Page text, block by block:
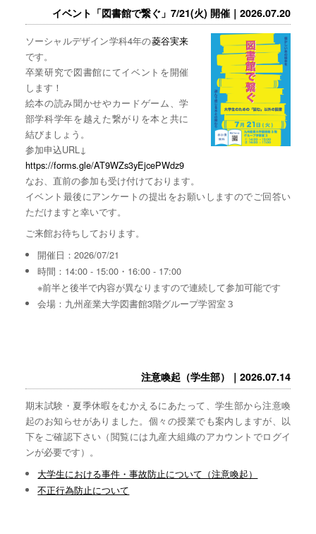
イベント「図書館で繋ぐ」7/21(火) 開催｜2026.07.20
ソーシャルデザイン学科4年の菱谷実来
です。
卒業研究で図書館にてイベントを開催
します！
絵本の読み聞かせやカードゲーム、学
部学科学年を越えた繋がりを本と共に
結びましょう。
参加申込URL↓
https://forms.gle/AT9WZs3yEjcePWdz9
なお、直前の参加も受け付けております。
イベント最後にアンケートの提出をお願いしますのでご回答い
ただけますと幸いです。
ご来館お待ちしております。
開催日：2026/07/21
時間：14:00 - 15:00・16:00 - 17:00
※前半と後半で内容が異なりますので連続して参加可能です
会場：九州産業大学図書館3階グループ学習室３
注意喚起（学生部）｜2026.07.14
期末試験・夏季休暇をむかえるにあたって、学生部から注意喚
起のお知らせがありました。個々の授業でも案内しますが、以
下をご確認下さい（閲覧には九産大組織のアカウントでログイ
ンが必要です）。
大学生における事件・事故防止について（注意喚起）
不正行為防止について